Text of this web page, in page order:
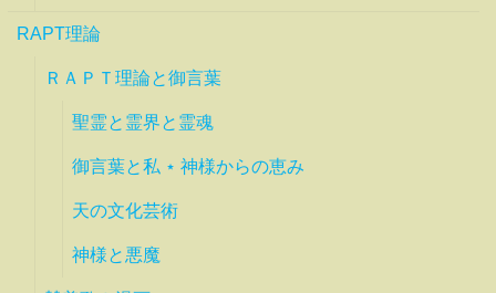
RAPT理論
ＲＡＰＴ理論と御言葉
聖霊と霊界と霊魂
御言葉と私 ⋆ 神様からの恵み
天の文化芸術
神様と悪魔